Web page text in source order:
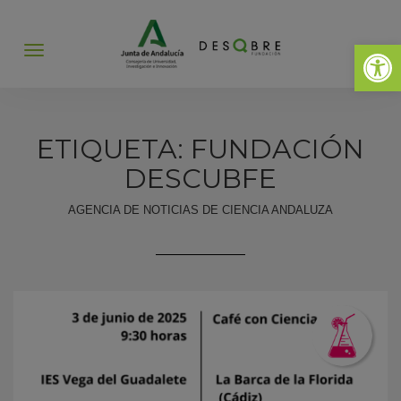
Abrir
Abrir
ETIQUETA: FUNDACIÓN
DESCUBFE
AGENCIA DE NOTICIAS DE CIENCIA ANDALUZA